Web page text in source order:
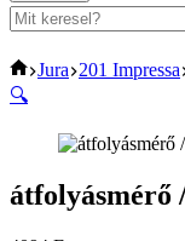
No
results
Home
Jura 201 Impressa
🔍
átfolyásmérő